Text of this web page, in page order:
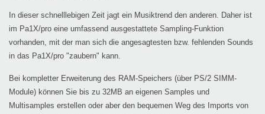
In dieser schnelllebigen Zeit jagt ein Musiktrend den anderen. Daher ist
im Pa1X/pro eine umfassend ausgestattete Sampling-Funktion
vorhanden, mit der man sich die angesagtesten bzw. fehlenden Sounds
in das Pa1X/pro "zaubern" kann.
Bei kompletter Erweiterung des RAM-Speichers (über PS/2 SIMM-
Module) können Sie bis zu 32MB an eigenen Samples und
Multisamples erstellen oder aber den bequemen Weg des Imports von